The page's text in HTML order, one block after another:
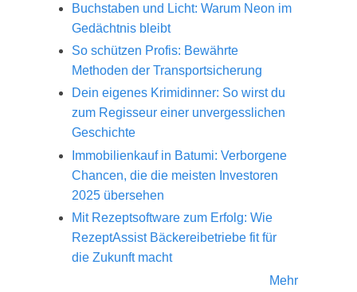
Buchstaben und Licht: Warum Neon im
Gedächtnis bleibt
So schützen Profis: Bewährte
Methoden der Transportsicherung
Dein eigenes Krimidinner: So wirst du
zum Regisseur einer unvergesslichen
Geschichte
Immobilienkauf in Batumi: Verborgene
Chancen, die die meisten Investoren
2025 übersehen
Mit Rezeptsoftware zum Erfolg: Wie
RezeptAssist Bäckereibetriebe fit für
die Zukunft macht
Mehr